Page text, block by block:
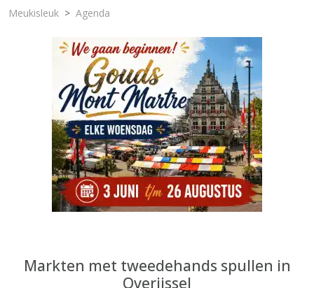
Meukisleuk Agenda
Markten met tweedehands spullen in
Overijssel